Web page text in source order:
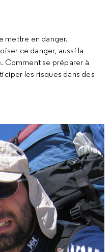
mettre en danger.
ce danger, aussi la
Comment se préparer à
les risques dans des